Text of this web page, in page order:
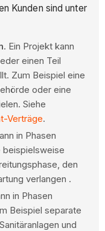
Kunden sind unter
. Ein Projekt kann
einen Teil
Zum Beispiel eine
oder eine
Siehe
Verträge.
in Phasen
beispielsweise
den
verlangen .
in Phasen
Beispiel separate
und